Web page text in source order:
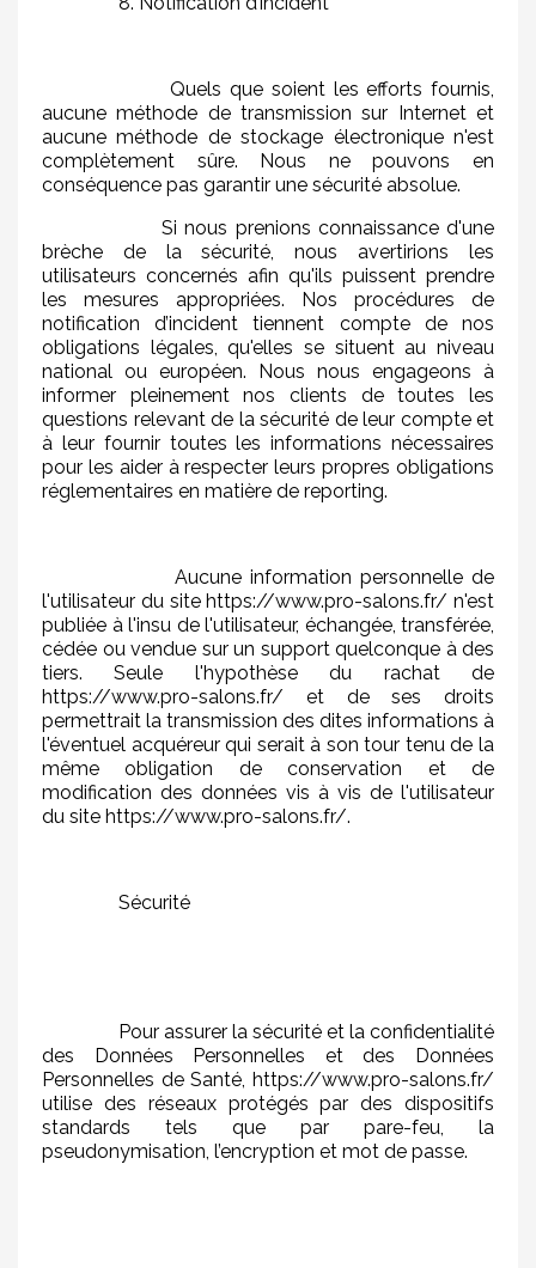
Quels que soient les efforts fournis,
aucune méthode de transmission sur Internet et
aucune méthode de stockage électronique n'est
complètement sûre. Nous ne pouvons en
conséquence pas garantir une sécurité absolue.
Si nous prenions connaissance d'une
brèche de la sécurité, nous avertirions les
utilisateurs concernés afin qu'ils puissent prendre
les mesures appropriées. Nos procédures de
notification d’incident tiennent compte de nos
obligations légales, qu'elles se situent au niveau
national ou européen. Nous nous engageons à
informer pleinement nos clients de toutes les
questions relevant de la sécurité de leur compte et
à leur fournir toutes les informations nécessaires
pour les aider à respecter leurs propres obligations
réglementaires en matière de reporting.
Aucune information personnelle de
l'utilisateur du site https://www.pro-salons.fr/ n'est
publiée à l'insu de l'utilisateur, échangée, transférée,
cédée ou vendue sur un support quelconque à des
tiers. Seule l'hypothèse du rachat de
https://www.pro-salons.fr/ et de ses droits
permettrait la transmission des dites informations à
l'éventuel acquéreur qui serait à son tour tenu de la
même obligation de conservation et de
modification des données vis à vis de l'utilisateur
du site https://www.pro-salons.fr/.
Sécurité
Pour assurer la sécurité et la confidentialité
des Données Personnelles et des Données
Personnelles de Santé, https://www.pro-salons.fr/
utilise des réseaux protégés par des dispositifs
standards tels que par pare-feu, la
pseudonymisation, l’encryption et mot de passe.